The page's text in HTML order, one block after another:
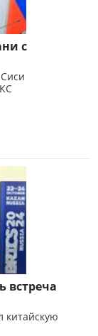
с
встреча
китайскую